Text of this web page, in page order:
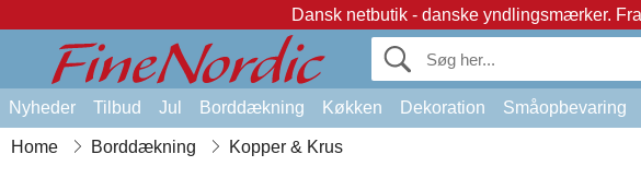
Dansk netbutik - danske yndlingsmærker.
Nyheder Tilbud Jul Borddækning Køkken Dekoration Småopbevaring
Home Borddækning Kopper & Krus